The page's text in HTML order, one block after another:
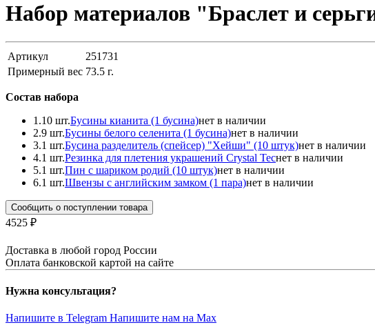
Набор материалов "Браслет и
Артикул
251731
Примерный вес 73.5 г.
Состав набора
1.10 шт.Бусины кианита (1 бусина)нет в наличии
2.9 шт.Бусины белого селенита (1 бусина)нет в наличии
3.1 шт.Бусина разделитель (спейсер) "Хейши" (10 штук)нет в наличии
4.1 шт.Pезинка для плетения украшений Crystal Tecнет в наличии
5.1 шт.Пин с шариком родий (10 штук)нет в наличии
6.1 шт.Швензы с английским замком (1 пара)нет в наличии
Сообщить о поступлении товара
4525 ₽
Доставка в любой город России
Оплата банковской картой на сайте
Нужна консультация?
Напишите в Telegram Напишите нам на Max